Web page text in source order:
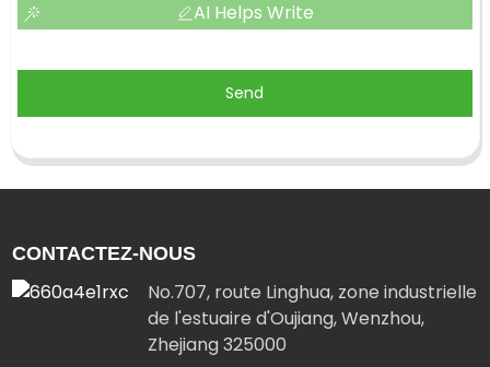
AI Helps Write
Send
CONTACTEZ-NOUS
No.707, route Linghua, zone industrielle
de l'estuaire d'Oujiang, Wenzhou,
Zhejiang 325000